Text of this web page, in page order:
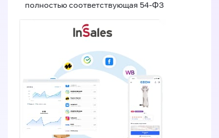
полностью соответствующая 54-ФЗ